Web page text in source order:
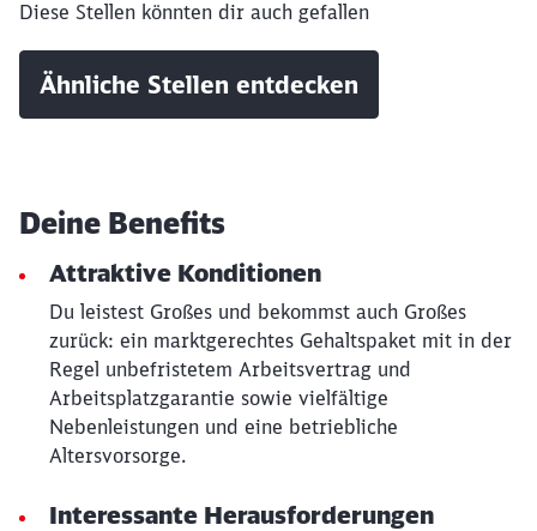
Diese Stellen könnten dir auch gefallen
Ähnliche Stellen entdecken
Deine Benefits
Attraktive Konditionen
Du leistest Großes und bekommst auch Großes
zurück: ein marktgerechtes Gehaltspaket mit in der
Regel unbefristetem Arbeitsvertrag und
Arbeitsplatzgarantie sowie vielfältige
Nebenleistungen und eine betriebliche
Altersvorsorge.
Interessante Herausforderungen